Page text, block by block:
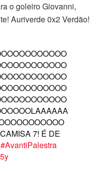
o goleiro Giovanni,
Auriverde 0x2 Verdão!
7! É DE
#AvantiPalestra